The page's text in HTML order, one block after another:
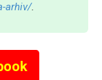
arhiv/.